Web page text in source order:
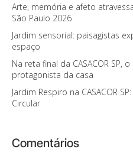
Arte, memória e afeto
São Paulo 2026
Jardim sensorial: paisagistas
espaço
Na reta final da CASACOR SP,
protagonista da casa
Jardim Respiro na CASACOR
Circular
Comentários